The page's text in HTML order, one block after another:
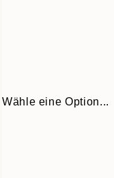
Wähle eine Option...